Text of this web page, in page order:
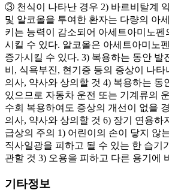
③ 천식이 나타난 경우 2) 바르비탈계
및 알코올을 투여한 환자는 다량의 아
키는 능력이 감소되어 아세트아미노
시킬 수 있다. 알코올은 아세트아미노
증가시킬 수 있다. 3) 복용하는 동안 발
비, 식욕부진, 현기증 등의 증상이 나타
의사, 약사와 상의할 것 4) 복용하는 동
있으므로 자동차 운전 또는 기계류의
수회 복용하여도 증상의 개선이 없을
의사, 약사와 상의할 것 6) 장기 연용하
급상의 주의 1) 어린이의 손이 닿지 않
직사일광을 피하고 될 수 있는 한 습기
관할 것 3) 오용을 피하고 다른 용기에
기타정보